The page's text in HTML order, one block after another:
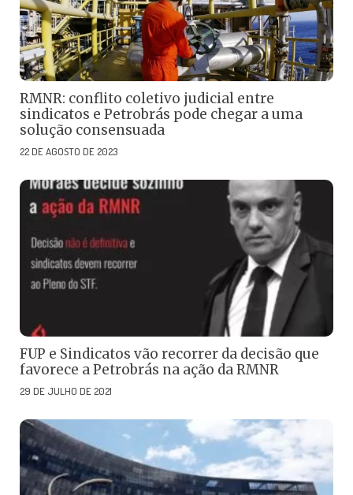
RMNR: conflito coletivo judicial entre
sindicatos e Petrobrás pode chegar a uma
solução consensuada
22 DE AGOSTO DE 2023
FUP e Sindicatos vão recorrer da decisão que
favorece a Petrobrás na ação da RMNR
29 DE JULHO DE 2021